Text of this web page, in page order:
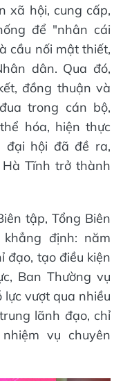
xã hội, cung cấp,
để "nhân cái
cầu nối mật thiết,
dân. Qua đó,
đồng thuận và
trong cán bộ,
hóa, hiện thực
đại hội đã đề ra,
Tĩnh trở thành
tập, Tổng Biên
định: năm
đạo, tạo điều kiện
Ban Thường vụ
vượt qua nhiều
lãnh đạo, chỉ
vụ chuyên